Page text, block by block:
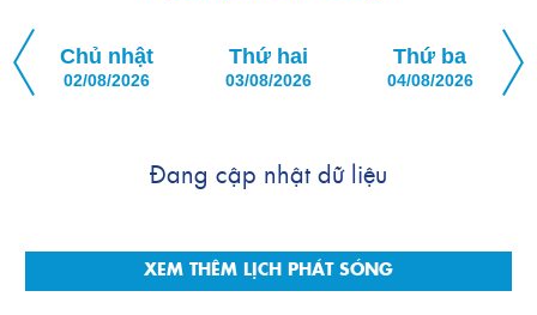
Chủ nhật
02/08/2026
Thứ hai
03/08/2026
Thứ ba
04/08/2026
Đang cập nhật dữ liệu
XEM THÊM LỊCH PHÁT SÓNG